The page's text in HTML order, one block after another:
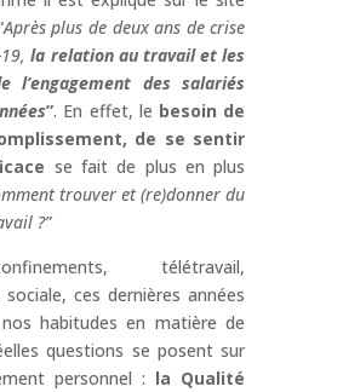
Après plus de deux ans de crise
la relation au travail et les
l’engagement des salariés
”. En effet, le besoin de
de se sentir
se fait de plus en plus
trouver et (re)donner du
?”
télétravail,
ces dernières années
habitudes en matière de
questions se posent sur
personnel : la Qualité